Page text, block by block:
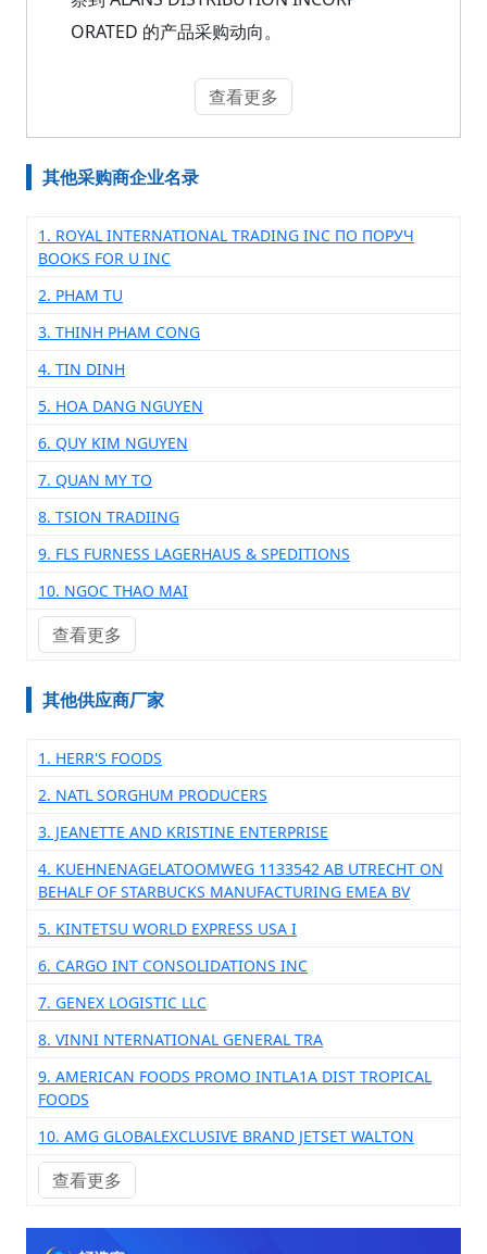
ORATED 的产品采购动向。
查看更多
其他采购商企业名录
1. ROYAL INTERNATIONAL TRADING INC ПО ПОРУЧ
BOOKS FOR U INC
2. PHAM TU
3. THINH PHAM CONG
4. TIN DINH
5. HOA DANG NGUYEN
6. QUY KIM NGUYEN
7. QUAN MY TO
8. TSION TRADIING
9. FLS FURNESS LAGERHAUS & SPEDITIONS
10. NGOC THAO MAI
查看更多
其他供应商厂家
1. HERR'S FOODS
2. NATL SORGHUM PRODUCERS
3. JEANETTE AND KRISTINE ENTERPRISE
4. KUEHNENAGELATOOMWEG 1133542 AB UTRECHT ON
BEHALF OF STARBUCKS MANUFACTURING EMEA BV
5. KINTETSU WORLD EXPRESS USA I
6. CARGO INT CONSOLIDATIONS INC
7. GENEX LOGISTIC LLC
8. VINNI NTERNATIONAL GENERAL TRA
9. AMERICAN FOODS PROMO INTLA1A DIST TROPICAL
FOODS
10. AMG GLOBALEXCLUSIVE BRAND JETSET WALTON
查看更多